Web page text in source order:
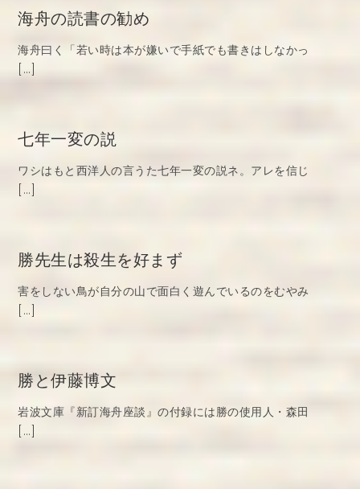
海舟の読書の勧め
海舟曰く「若い時は本が嫌いで手紙でも書きはしなかっ
[…]
七年一変の説
ワシはもと西洋人の言うた七年一変の説ネ。アレを信じ
[…]
勝先生は殺生を好まず
害をしない鳥が自分の山で面白く遊んでいるのをむやみ
[…]
勝と伊藤博文
岩波文庫『新訂海舟座談』の付録には勝の使用人・森田
[…]